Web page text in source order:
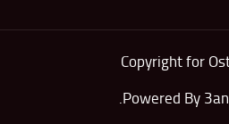
Copyright for
Powered By
.